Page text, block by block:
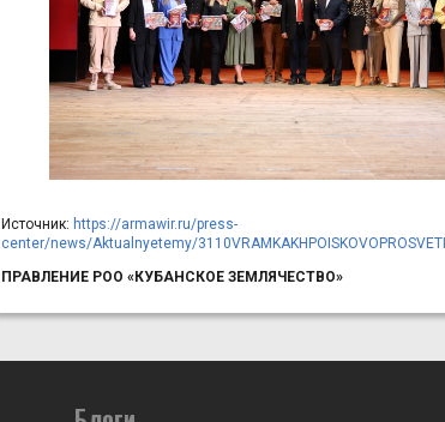
Источник: https://armawir.ru/press-
center/news/Aktualnyetemy/
ПРАВЛЕНИЕ РОО «КУБАНСКОЕ ЗЕМЛЯЧЕСТВО»